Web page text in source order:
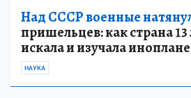
Над СССР военные
пришельцев: как страна 13
искала и изучала
НАУКА